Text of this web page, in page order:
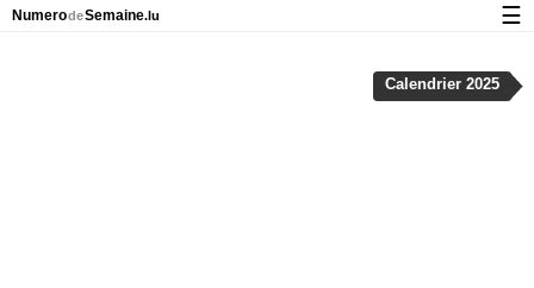
Calendrier 2025
NumerodeSemaine.lu ☰